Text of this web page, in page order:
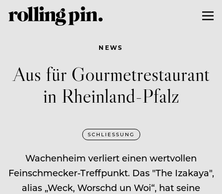
NEWS
Aus für Gourmetrestaurant
in Rheinland-Pfalz
SCHLIESSUNG
Wachenheim verliert einen wertvollen
Feinschmecker-Treffpunkt. Das "The Izakaya",
alias „Weck, Worschd un Woi“, hat seine